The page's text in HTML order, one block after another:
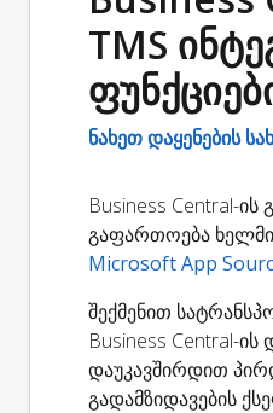
TMS
ნახეთ დაყენების
Business Central-ის
გაფართოება
Microsoft App
შექმენით
Business Central-
დაუკავშირდით
გადამზიდავების